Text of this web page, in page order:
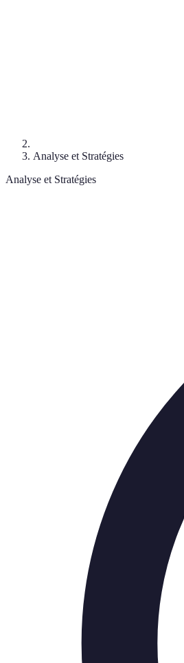
Analyse et Stratégies
Analyse et Stratégies